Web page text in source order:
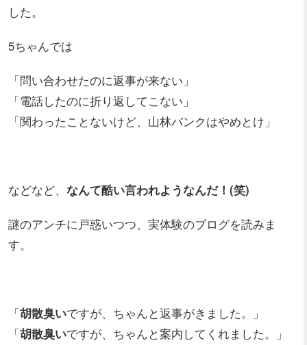
した。
5ちゃんでは
「問い合わせたのに返事が来ない」
「電話したのに折り返してこない」
「関わったことないけど、山林バンクはやめとけ」
などなど、 なんて酷い言われようなんだ！(笑)
謎のアンチに戸惑いつつ、実体験のブログを読みま
す。
「胡散臭いですが、ちゃんと返事がきました。」
「胡散臭いですが、ちゃんと案内してくれました。」